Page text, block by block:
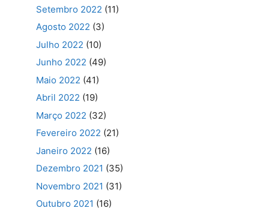
Setembro 2022 (11)
Agosto 2022 (3)
Julho 2022 (10)
Junho 2022 (49)
Maio 2022 (41)
Abril 2022 (19)
Março 2022 (32)
Fevereiro 2022 (21)
Janeiro 2022 (16)
Dezembro 2021 (35)
Novembro 2021 (31)
Outubro 2021 (16)